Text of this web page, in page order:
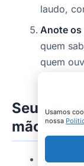
Usamos
nossa
laudo,
Anote os
quem
quem
Seus
mão
Auxílio